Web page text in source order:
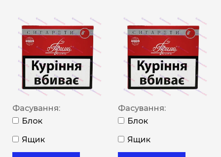
Фасування:
Блок
Ящик
Фасування:
Блок
Ящик